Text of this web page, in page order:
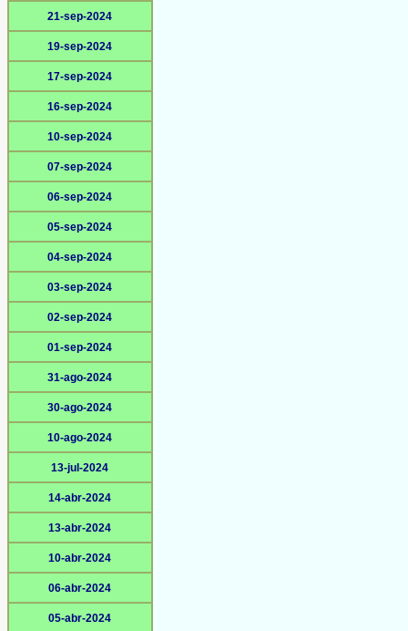
21-sep-2024
19-sep-2024
17-sep-2024
16-sep-2024
10-sep-2024
07-sep-2024
06-sep-2024
05-sep-2024
04-sep-2024
03-sep-2024
02-sep-2024
01-sep-2024
31-ago-2024
30-ago-2024
10-ago-2024
13-jul-2024
14-abr-2024
13-abr-2024
10-abr-2024
06-abr-2024
05-abr-2024